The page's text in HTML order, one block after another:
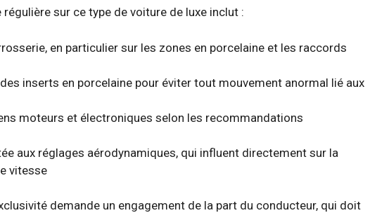
sur ce type de voiture de luxe inclut :
en particulier sur les zones en porcelaine et les raccords
inserts en porcelaine pour éviter tout mouvement anormal lié aux
moteurs et électroniques selon les recommandations
aux réglages aérodynamiques, qui influent directement sur la
vitesse
demande un engagement de la part du conducteur, qui doit